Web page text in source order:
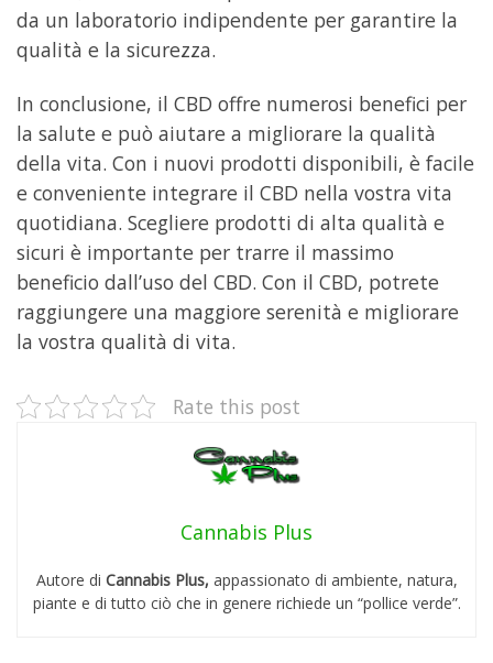
da un laboratorio indipendente per garantire la
qualità e la sicurezza.
In conclusione, il CBD offre numerosi benefici per
la salute e può aiutare a migliorare la qualità
della vita. Con i nuovi prodotti disponibili, è facile
e conveniente integrare il CBD nella vostra vita
quotidiana. Scegliere prodotti di alta qualità e
sicuri è importante per trarre il massimo
beneficio dall’uso del CBD. Con il CBD, potrete
raggiungere una maggiore serenità e migliorare
la vostra qualità di vita.
Rate this post
Cannabis Plus
Autore di Cannabis Plus, appassionato di ambiente, natura,
piante e di tutto ciò che in genere richiede un “pollice verde”.